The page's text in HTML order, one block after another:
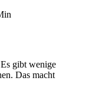
gibt wenige
Das macht